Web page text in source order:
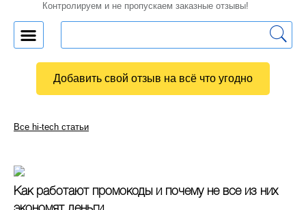
Все hi-tech статьи
Как работают промокоды и почему не все из них
Контролируем и не пропускаем заказные отзывы!
Добавить свой отзыв на всё что угодно